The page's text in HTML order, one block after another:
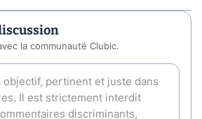
la communauté Clubic.